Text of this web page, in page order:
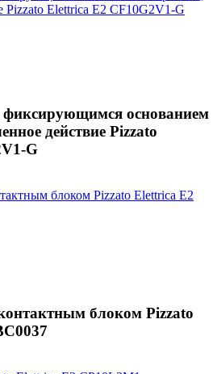
основанием
действие Pizzato
G
блоком Pizzato